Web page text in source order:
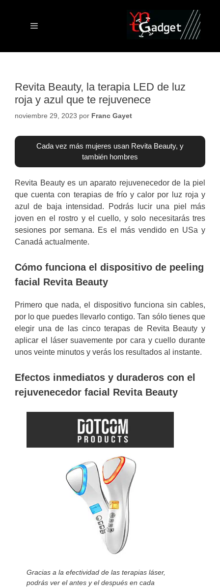
contenido
Menú
Revita Beauty, la terapia LED de luz
roja y azul que te rejuvenece
noviembre 29, 2023 por Franc Gayet
Cada vez más mujeres usan Revita Beauty, y
también hombres
Revita Beauty es un aparato rejuvenecedor de la piel
que cuenta con terapias de frío y calor por luz roja y
azul de baja intensidad. Podrás lucir una piel más
joven en el rostro y el cuello, y solo necesitarás tres
sesiones por semana. Es el más vendido en USa y
Canadá actualmente.
Cómo funciona el dispositivo de peeling
facial Revita Beauty
Primero que nada, el dispositivo funciona sin cables,
por lo que puedes llevarlo contigo. Tan sólo tienes que
elegir una de las cinco terapas de Revita Beauty y
aplicar el láser suavemente por cara y cuello durante
unos veinte minutos y verás los resultados al instante.
Efectos inmediatos y duraderos con el
rejuvenecedor facial Revita Beauty
Gracias a la efectividad de las terapias láser,
podrás ver el antes y el después en cada